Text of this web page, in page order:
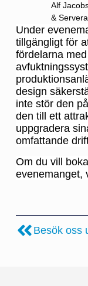
Alf
& Servera
Under
tillgängligt för
fördelarna
design
inte stör den
den till ett
uppgradera
omfattande
Om du vill
evenemanget,